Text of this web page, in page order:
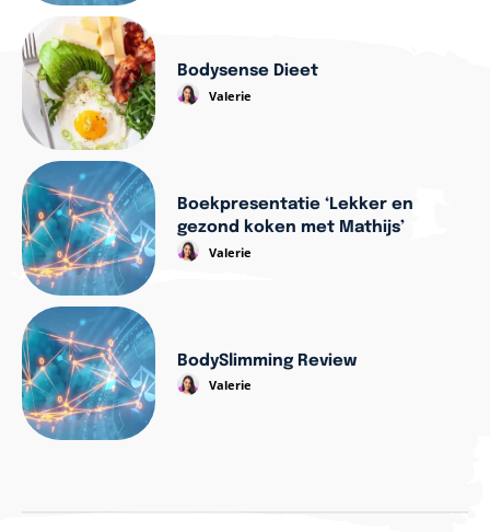
Bodysense Dieet
Valerie
Boekpresentatie ‘Lekker en
gezond koken met Mathijs’
Valerie
BodySlimming Review
Valerie